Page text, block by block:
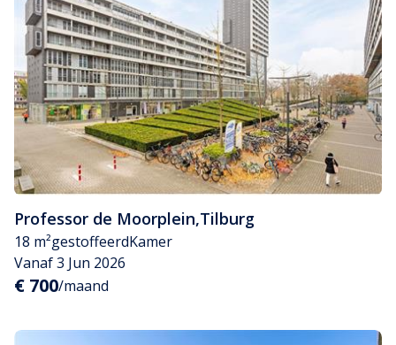
Professor de Moorplein,Tilburg
18 m²gestoffeerdKamer
Vanaf 3 Jun 2026
€ 700/maand